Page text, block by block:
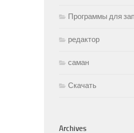
Программы для
редактор
саман
Скачать
Archives